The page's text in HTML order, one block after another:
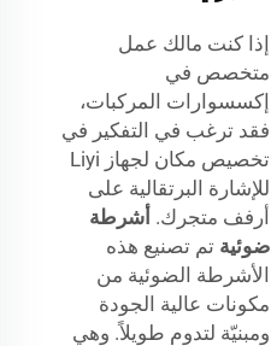
إذا كنت مالك عمل
متخصص في
إكسسوارات المركبات،
فقد ترغب في التفكير في
تخصيص مكان لجهاز Liyi
للإشارة البرتقالية على
أرفف متجرك. أشرطة
ضوئية تم تصنيع هذه
الأشرطة الضوئية من
مكونات عالية الجودة
ومبنيّة لتدوم طويلاً. وهي